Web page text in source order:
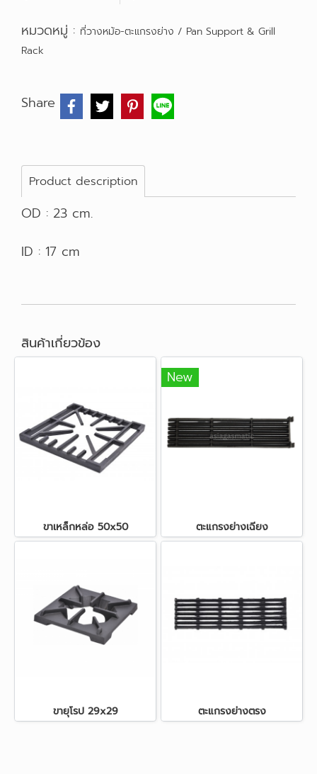
หมวดหมู่ : ที่วางหม้อ-ตะแกรงย่าง / Pan Support & Grill
Rack
Share
Product description
OD : 23 cm.
ID : 17 cm
สินค้าเกี่ยวข้อง
ขาเหล็กหล่อ 50x50
New
ตะแกรงย่างเฉียง
ขายุโรป 29x29 ตะแกรงย่างตรง